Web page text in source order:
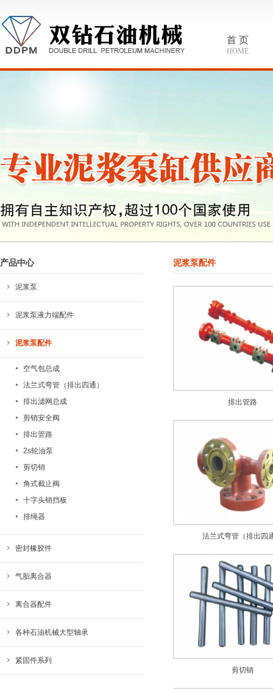
首 页
HOME
产品中心
泥浆泵
泥浆泵液力端配件
泥浆泵配件
空气包总成
法兰式弯管（排出四通）
排出滤网总成
剪销安全阀
排出管路
2s轮油泵
剪切销
角式截止阀
十字头销挡板
排绳器
密封橡胶件
气胎离合器
离合器配件
各种石油机械大型轴承
紧固件系列
泥浆泵配件
排出管路
法兰式弯管（排出四
剪切销